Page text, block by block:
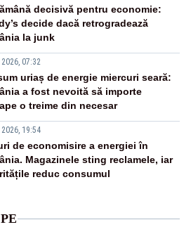
decisivă pentru economie:
decide dacă retrogradează
la junk
07:32
uriaș de energie miercuri seară:
a fost nevoită să importe
o treime din necesar
19:54
de economisire a energiei în
Magazinele sting reclamele, iar
reduc consumul